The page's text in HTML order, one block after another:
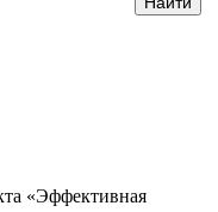
«Эффективная